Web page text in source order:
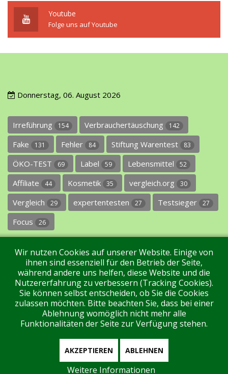
Youtube
Folge uns auf Youtube
Donnerstag, 06. August 2026
Irreführung 154 Verbrauchertäuschung 142
Fake 131 Fehler 84 Stiftung Warentest 83
ÖKO-TEST 69 Label 59 Lebensmittel 52
Affiliate 44 Kosmetik 35 vergleich.org 30
Vergleich 29 expertentesten 27 Testsieger 27
Focus 26
Impressum Datenschutz Über uns Kontakt
Tags Unterstützen Sie uns! Login
Aktuell sind 136 Gäste und keine Mitglieder online
Wir nutzen Cookies auf unserer Website. Einige von
ihnen sind essenziell für den Betrieb der Seite,
während andere uns helfen, diese Website und die
Nutzererfahrung zu verbessern (Tracking Cookies).
Sie können selbst entscheiden, ob Sie die Cookies
zulassen möchten. Bitte beachten Sie, dass bei einer
Ablehnung womöglich nicht mehr alle
Funktionalitäten der Seite zur Verfügung stehen.
AKZEPTIEREN ABLEHNEN
Weitere Informationen